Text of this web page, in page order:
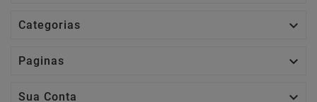
Categorias 
Paginas 
Sua Conta 